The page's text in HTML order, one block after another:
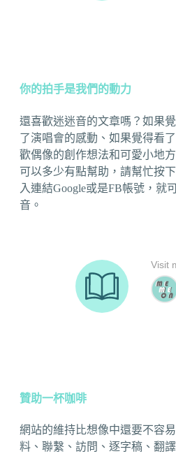
你的拍手是我們的動力
還喜歡迷迷音的文章嗎？如果
了演唱會的感動、如果覺得看
歡偶像的創作想法和可愛小地
可以多少有點幫助，請幫忙按
入連結Google或是FB帳號，就
音。
贊助一杯咖啡
網站的維持比想像中還要不容
料、聯繫、訪問、逐字稿、翻